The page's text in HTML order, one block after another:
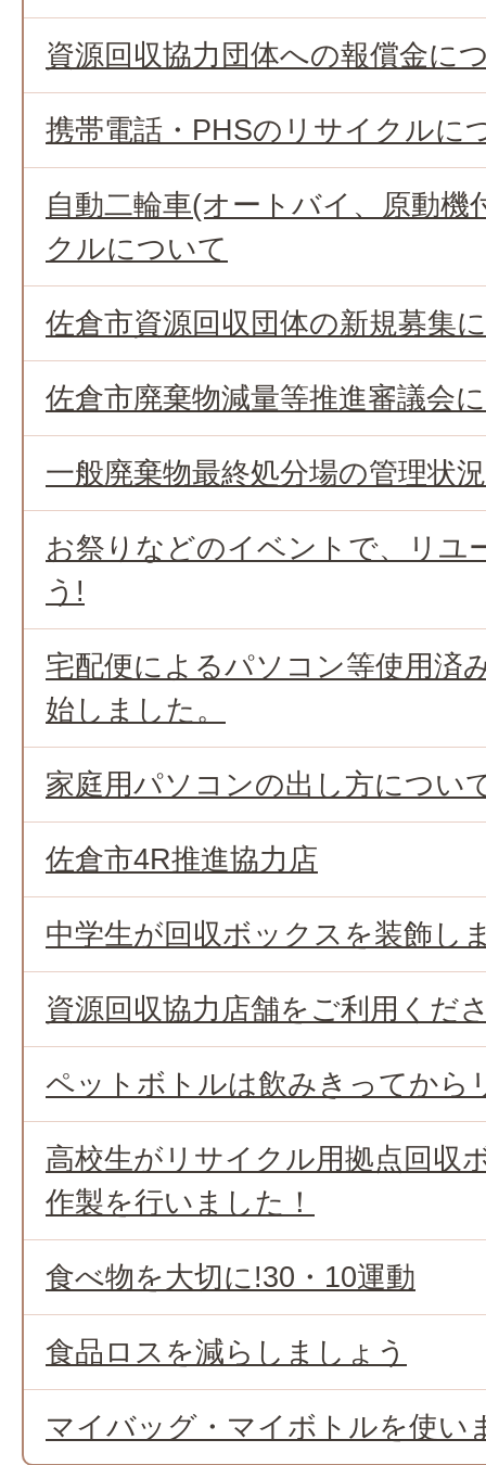
資源回収協力団体への報償金に
携帯電話・PHSのリサイクルに
自動二輪車(オートバイ、原動機
クルについて
佐倉市資源回収団体の新規募集
佐倉市廃棄物減量等推進審議会
一般廃棄物最終処分場の管理状
お祭りなどのイベントで、リユ
う!
宅配便によるパソコン等使用済
始しました。
家庭用パソコンの出し方につい
佐倉市4R推進協力店
中学生が回収ボックスを装飾し
資源回収協力店舗をご利用くだ
ペットボトルは飲みきってから
高校生がリサイクル用拠点回収
作製を行いました！
食べ物を大切に!30・10運動
食品ロスを減らしましょう
マイバッグ・マイボトルを使い